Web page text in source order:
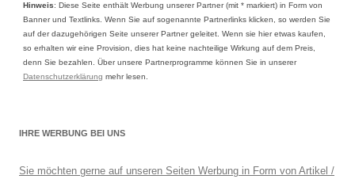
Hinweis: Diese Seite enthält Werbung unserer Partner (mit * markiert) in Form von
Banner und Textlinks. Wenn Sie auf sogenannte Partnerlinks klicken, so werden Sie
auf der dazugehörigen Seite unserer Partner geleitet. Wenn sie hier etwas kaufen,
so erhalten wir eine Provision, dies hat keine nachteilige Wirkung auf dem Preis,
denn Sie bezahlen. Über unsere Partnerprogramme können Sie in unserer
Datenschutzerklärung mehr lesen.
IHRE WERBUNG BEI UNS
Sie möchten gerne auf unseren Seiten Werbung in Form von Artikel /